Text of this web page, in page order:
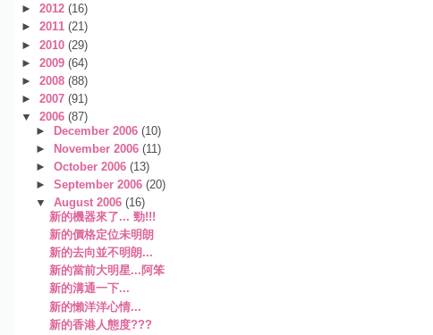
►2012(16)
►2011(21)
►2010(29)
►2009(64)
►2008(88)
►2007(91)
▼2006(87)
► December 2006 (10)
►
November 2006 (11)
► October 2006 (13)
► September 2006 (20)
▼ August 2006 (16)
新的機器來了... 勁!!!
新的價格定位未明朗
新的去向並不明朗...
新的當前大明星...阿笨
新的溝通一下...
新的懶洋洋心情...
新的香港人態度???